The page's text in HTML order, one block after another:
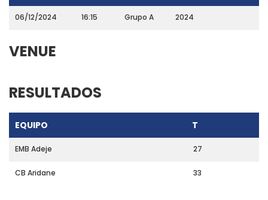
06/12/2024 16:15 Grupo A 2024
VENUE
RESULTADOS
EQUIPO T
EMB Adeje 27
CB Aridane 33